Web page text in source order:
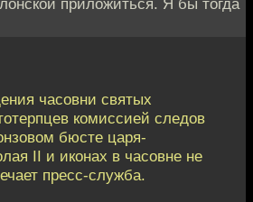
приложиться. Я бы тогда
часовни святых
комиссией следов
бюсте царя-
II и иконах в часовне не
пресс-служба.